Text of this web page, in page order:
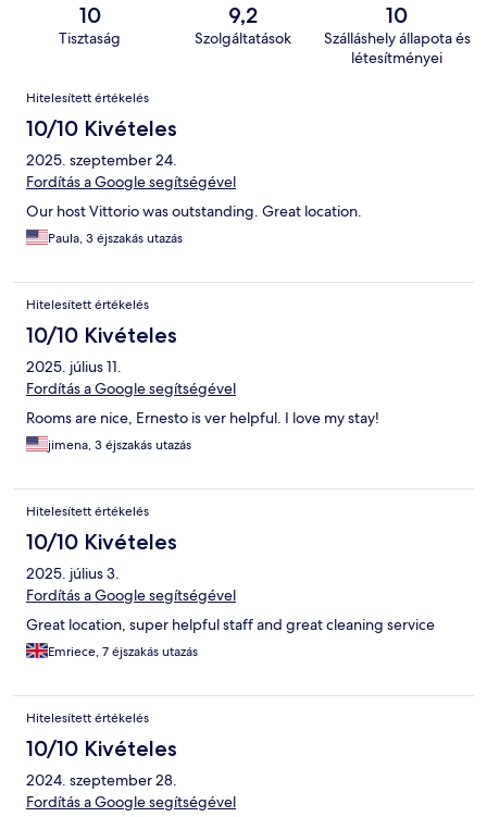
10
Tisztaság
9,2
Szolgáltatások
10
Szálláshely állapota és
létesítményei
Értékelések
Hitelesített értékelés
10/10 Kivételes
2025. szeptember 24.
Fordítás a Google segítségével
Our host Vittorio was outstanding. Great location.
Paula, 3 éjszakás utazás
Hitelesített értékelés
10/10 Kivételes
2025. július 11.
Fordítás a Google segítségével
Rooms are nice, Ernesto is ver helpful. I love my stay!
jimena, 3 éjszakás utazás
Hitelesített értékelés
10/10 Kivételes
2025. július 3.
Fordítás a Google segítségével
Great location, super helpful staff and great cleaning service
Emriece, 7 éjszakás utazás
Hitelesített értékelés
10/10 Kivételes
2024. szeptember 28.
Fordítás a Google segítségével